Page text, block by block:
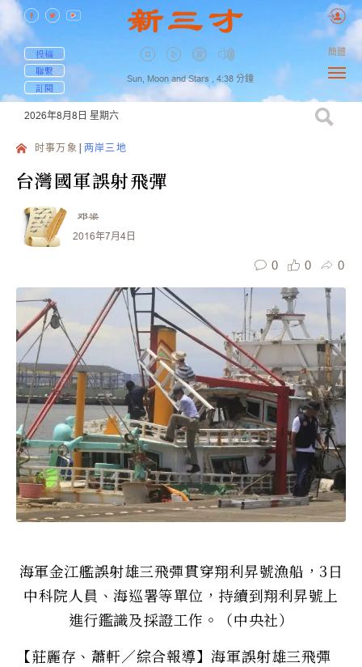
投稿
聯繫
訂閱
Sun, Moon and Stars , 4:38 分鐘
簡體
2026年8月8日 星期六
时事万象 两岸三地
台灣國軍誤射飛彈
邓梁
2016年7月4日
0 0 0
海軍金江艦誤射雄三飛彈貫穿翔利昇號漁船，3日
中科院人員、海巡署等單位，持續到翔利昇號上
進行鑑識及採證工作。（中央社）
【莊麗存、蕭軒／綜合報導】海軍誤射雄三飛彈